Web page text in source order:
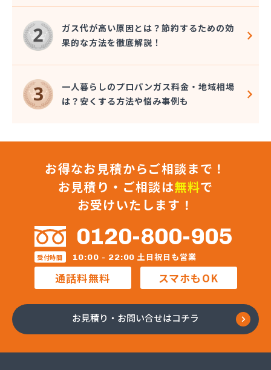
大澤燃料店
竹内六男
中央石油株式会社本社
中央物産株式会社
中山通商有限会社
中信LPガス事業協同組合
中沢商店
朝日オーム株式会社
長野プロパンガス株式会社 上田支店
長野プロパンガス株式会社 長野営業所
長野都市ガスエネパート日本ガス工事株式会社
長野日石ガス株式会社 佐久営業所
長野日通プロパン販売有限会社
鳥居プロパン
蔦屋山本商店
田中プロパン
田邊エネソシア株式会社 長野営業所
東石油有限会社
日石ガス株式会社長野営業所
ガス代が高い原因とは？節約するための効
果的な方法を徹底解説！
一人暮らしのプロパンガス料金・地域相場
は？安くする方法や悩み事例も
お得なお見積からご相談まで！
お見積り・ご相談は無料で
お受けいたします！
0120-800-905
受付時間 10:00 - 22:00 土日祝日も営業
通話料無料 スマホもOK
お見積り・お問い合せはコチラ